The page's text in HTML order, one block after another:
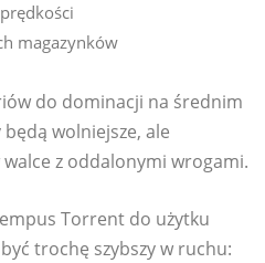
magazynków
do dominacji na średnim
będą wolniejsze, ale
z oddalonymi wrogami.
Torrent do użytku
trochę szybszy w ruchu: